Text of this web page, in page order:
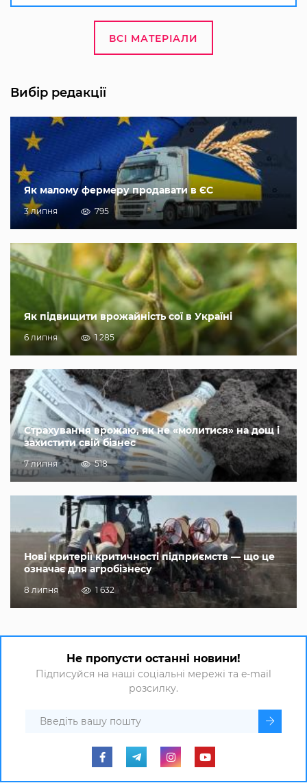
ВСІ МАТЕРІАЛИ
Вибір редакції
Як малому фермеру продавати в ЄС
3 липня 795
Як підвищити врожайність сої в Україні
6 липня 1 285
Страхування врожаю, як не «молитися» на дощ і
захистити свій бізнес
7 липня 518
Нові критерії критичності підприємств — що це
означає для агробізнесу
8 липня 1 632
Не пропусти останні новини!
Підписуйся на наші соціальні мережі та e-mail
розсилку.